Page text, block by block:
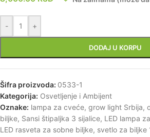
- +
DODAJ U KORPU
Šifra proizvoda: 0533-1
Kategorija: Osvetljenje i Ambijent
Oznake: lampa za cveće, grow light Srbija,
biljke, Sansi štipaljka 3 sijalice, LED lampa
LED rasveta za sobne biljke, svetlo za biljke